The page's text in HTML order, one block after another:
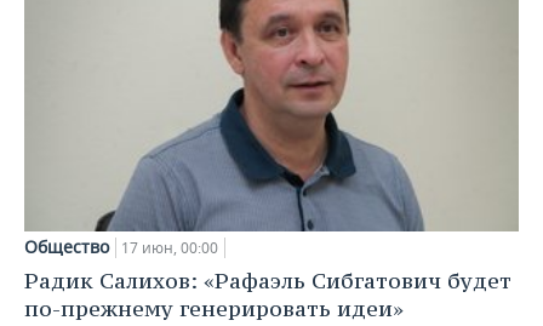
Общество 17 июн, 00:00
Радик Салихов: «Рафаэль Сибгатович будет
по-прежнему генерировать идеи»